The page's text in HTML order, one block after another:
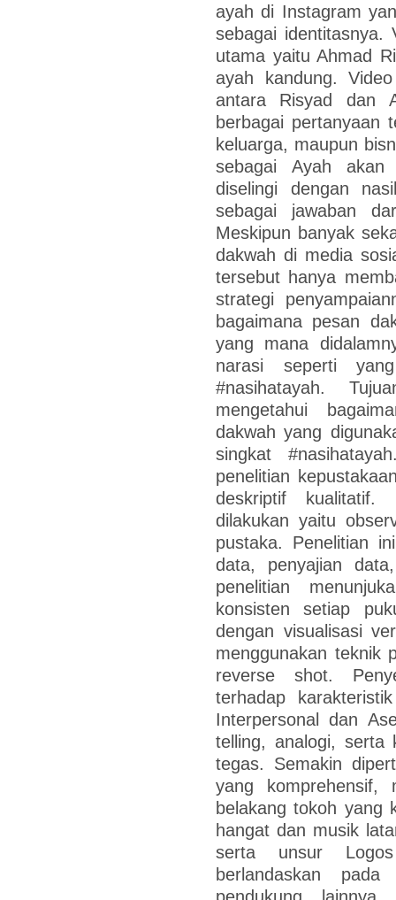
ayah di Instagram
sebagai identitasnya.
utama yaitu Ahmad
ayah kandung.
antara Risyad dan
berbagai pertanyaan
keluarga, maupun
sebagai Ayah akan
diselingi dengan
sebagai jawaban
Meskipun banyak
dakwah di media
tersebut hanya
strategi
bagaimana pesan
yang mana
narasi seperti
#nasihatayah.
mengetahui
dakwah yang
singkat
penelitian
deskriptif kualitatif.
dilakukan yaitu
pustaka. Penelitian
data, penyajian
penelitian
konsisten setiap
dengan visualisasi
menggunakan teknik
reverse shot.
terhadap
Interpersonal dan
telling, analogi, serta
tegas. Semakin
yang komprehensif,
belakang tokoh yang
hangat dan musik
serta unsur
berlandaskan